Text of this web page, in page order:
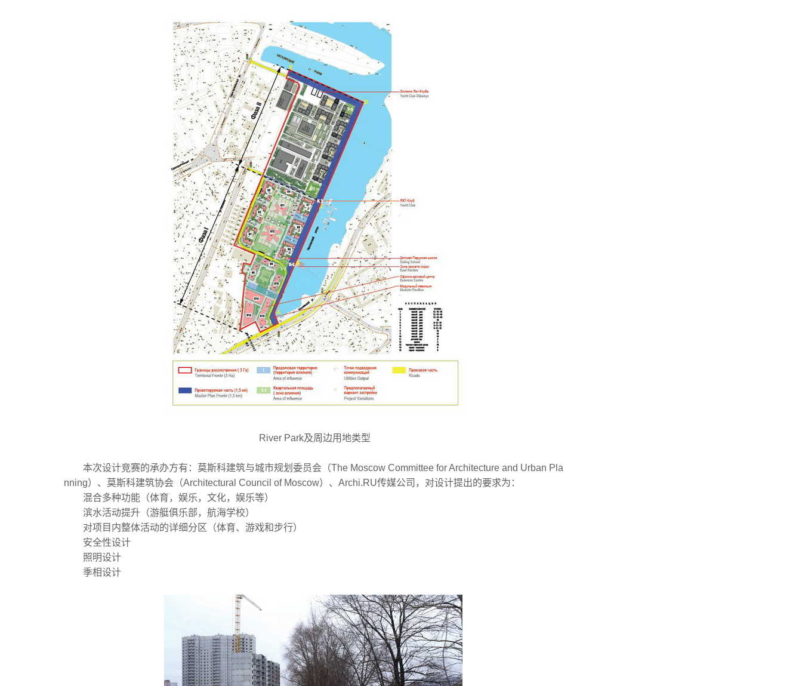
River Park及周边用地类型
本次设计竞赛的承办方有：莫斯科建筑与城市规划委员会（The Moscow Committee for Architecture and Urban Pla
nning）、莫斯科建筑协会（Architectural Council of Moscow）、Archi.RU传媒公司，对设计提出的要求为：
混合多种功能（体育，娱乐，文化，娱乐等）
滨水活动提升（游艇俱乐部，航海学校）
对项目内整体活动的详细分区（体育、游戏和步行）
安全性设计
照明设计
季相设计